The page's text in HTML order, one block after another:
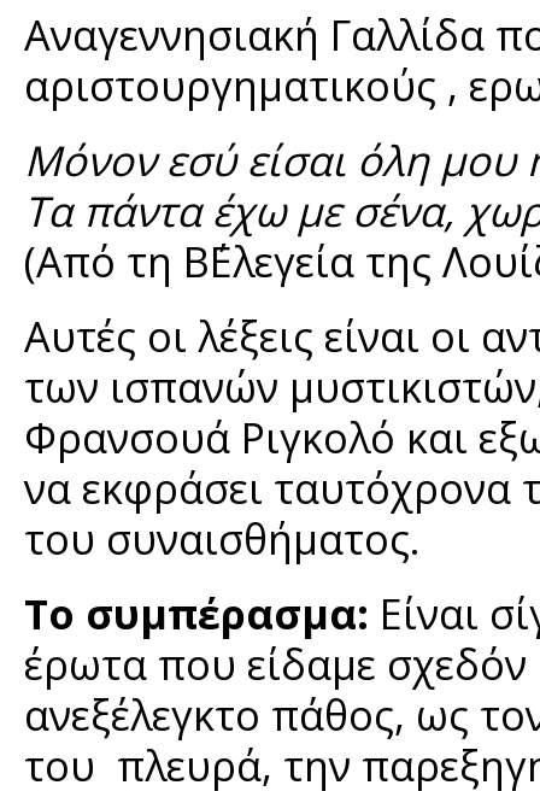
Αναγεννησιακή Γαλλίδα
αριστουργηματικούς ,
Μόνον εσύ είσαι όλη μου
Τα πάντα έχω με σένα,
(Από τη Β΄Ελεγεία της
Αυτές οι λέξεις είναι οι
των ισπανών
Φρανσουά Ριγκολό και
να εκφράσει ταυτόχρονα
του συναισθήματος.
Το συμπέρασμα: Είναι
έρωτα που είδαμε σχεδόν
ανεξέλεγκτο πάθος, ως
του πλευρά, την